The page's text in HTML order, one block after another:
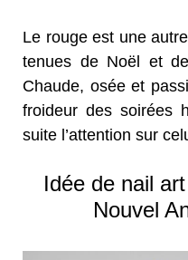
Le rouge est une
tenues de Noël et
Chaude, osée et
froideur des soirées
suite l’attention sur
Idée de nail
Nouvel